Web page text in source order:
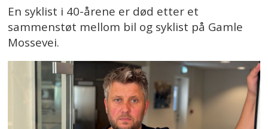
En syklist i 40-årene er død etter et
sammenstøt mellom bil og syklist på Gamle
Mossevei.